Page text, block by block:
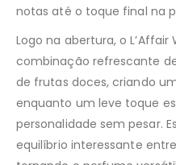
notas até o toque final na
Logo na abertura, o
combinação refrescante
de frutas doces, criando
enquanto um leve toque
personalidade sem pesar.
equilíbrio interessante